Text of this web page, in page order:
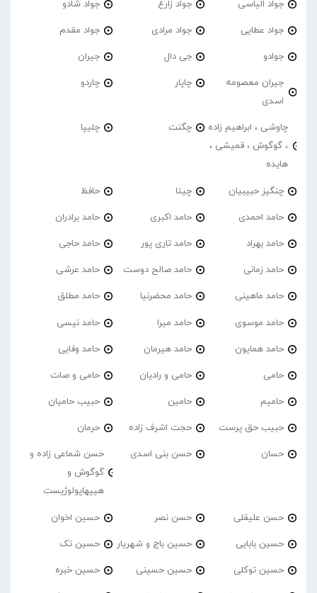
جواد الیاسی جواد زارع جواد شادو
جواد عطایی جواد مرادی جواد مقدم
جوادو جی دال جیران
جیران معصومه
اسدی
چاپار چاردو
چاوشی ، ابراهیم زاده
، گوگوش ، قمیشی ،
هایده
چگنت چلیپا
چنگیز حبیبیان چیتا حافظ
حامد احمدی حامد اکبری حامد برادران
حامد بهراد حامد تاری پور حامد حاجی
حامد زمانی حامد صالح دوست حامد عرشی
حامد ماهینی حامد محضرنیا حامد مطلق
حامد موسوی حامد میرا حامد نیسی
حامد همایون حامد هیرمان حامد وفایی
حامی حامی و رادیان حامی و صات
حامیم حامین حبیب حامیان
حبیب حق پرست حجت اشرف زاده حرمان
حسان حسن بنی اسدی
حسن شماعی زاده و
گوگوش و
هیپهاپولوژیست
حسن علیقلی حسن نصر حسین اخوان
حسین بابایی حسین باج و شهریار حسین تک
حسین توکلی حسین حسینی حسین خبره